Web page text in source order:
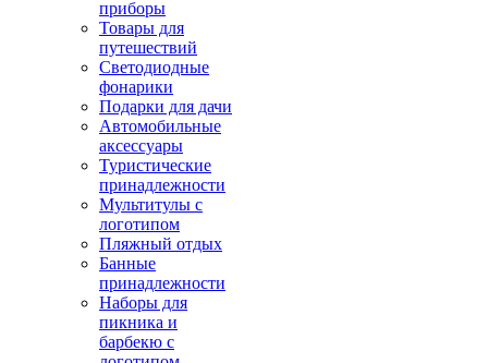
приборы
Товары для
путешествий
Светодиодные
фонарики
Подарки для дачи
Автомобильные
аксессуары
Туристические
принадлежности
Мультитулы с
логотипом
Пляжный отдых
Банные
принадлежности
Наборы для
пикника и
барбекю с